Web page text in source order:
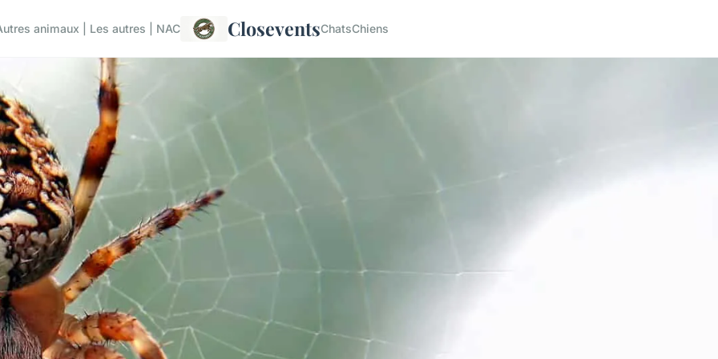
animaux | Les autres | NAC CloseventsChatsChiens